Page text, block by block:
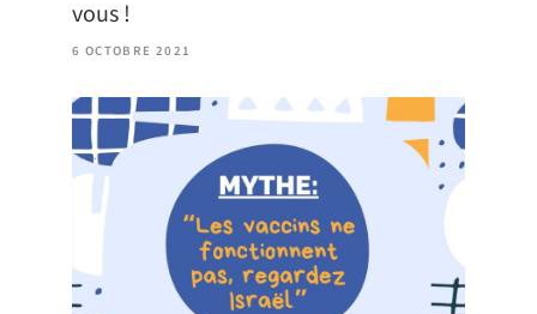
vous !
6 OCTOBRE 2021